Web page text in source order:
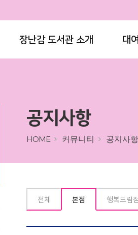
장난감 도서관 소개 대
공지사항
HOME 커뮤니티 공지사항
전체 본점 행복드림점